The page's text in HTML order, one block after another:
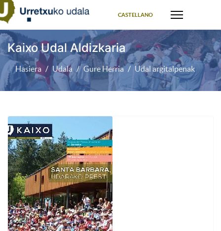
CASTELLANO
Kaixo Udal Aldizkaria
Hasiera Udala Gure Herria Udal argitalpenak